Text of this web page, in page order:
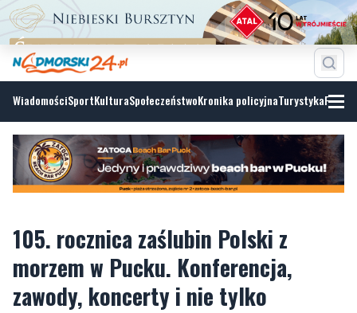
WiadomościSportKulturaSpołeczeństwoKronika policyjnaTurystyka
105. rocznica zaślubin Polski z
morzem w Pucku. Konferencja,
zawody, koncerty i nie tylko